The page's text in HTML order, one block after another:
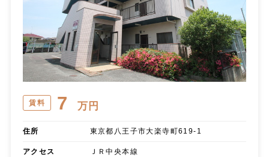
賃料 7 万円
住所 東京都八王子市大楽寺町619-1
アクセス
ＪＲ中央本線